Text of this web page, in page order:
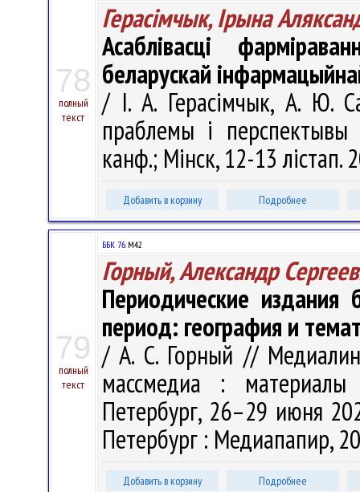
78
полный
текст
Герасімчык, Ірына
Асаблівасці
беларускай
/ І. А. Герасімчык, А. Ю.
праблемы і
канф.; Мінск, 12-13
Добавить в корзину Подробнее
79
полный
текст
ББК 76.М42
Горный, Александр
Периодические
период: география и
/ А. С. Горный //
массмедиа :
Петербург, 26–29 июня
Петербург : Медиапапир,
Добавить в корзину Подробнее